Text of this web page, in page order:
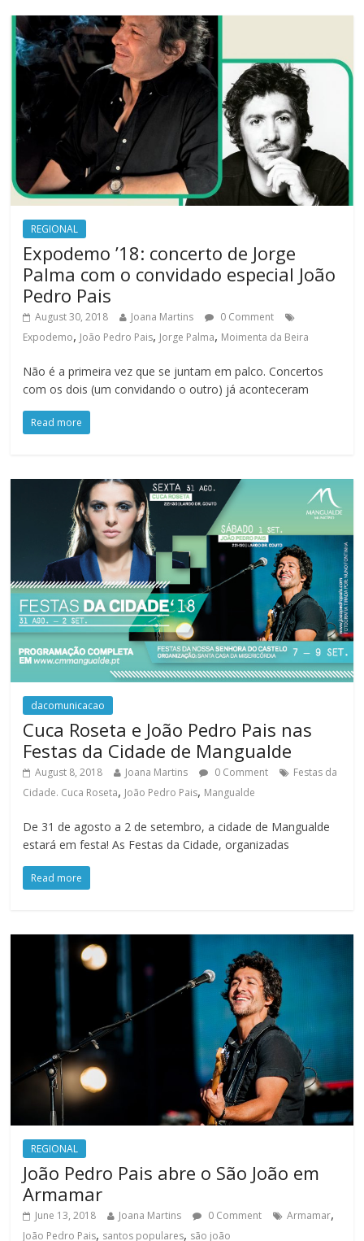
REGIONAL
Expodemo ’18: concerto de Jorge
Palma com o convidado especial João
Pedro Pais
August 30, 2018 Joana Martins
0 Comment
Expodemo, João Pedro Pais, Jorge Palma, Moimenta da Beira
Não é a primeira vez que se juntam em palco. Concertos
com os dois (um convidando o outro) já aconteceram
Read more
dacomunicacao
Cuca Roseta e João Pedro Pais nas
Festas da Cidade de Mangualde
August 8, 2018 Joana Martins 0 Comment
Festas da
Cidade. Cuca Roseta, João Pedro Pais, Mangualde
De 31 de agosto a 2 de setembro, a cidade de Mangualde
estará em festa! As Festas da Cidade, organizadas
Read more
REGIONAL
João Pedro Pais abre o São João em
Armamar
June 13, 2018 Joana Martins 0 Comment Armamar,
João Pedro Pais, santos populares, são joão